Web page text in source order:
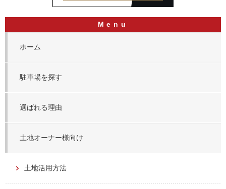
ホーム
駐車場を探す
選ばれる理由
土地オーナー様向け
土地活用方法